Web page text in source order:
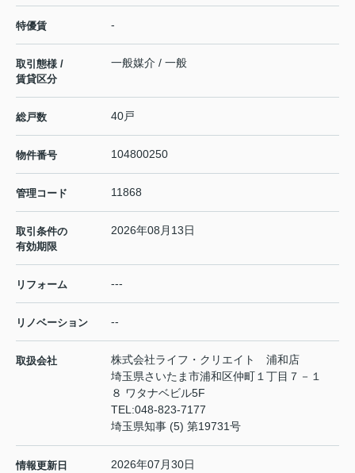
特優賃 -
取引態様 /
賃貸区分
一般媒介 / 一般
総戸数 40戸
物件番号 104800250
管理コード 11868
取引条件の
有効期限
2026年08月13日
リフォーム ---
リノベーション --
取扱会社
株式会社ライフ・クリエイト 浦和店
埼玉県さいたま市浦和区仲町１丁目７－１
８ ワタナベビル5F
TEL:048-823-7177
埼玉県知事 (5) 第19731号
情報更新日 2026年07月30日